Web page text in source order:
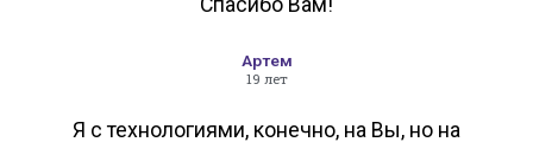
Артем
19 лет
Я с технологиями, конечно, на Вы, но на